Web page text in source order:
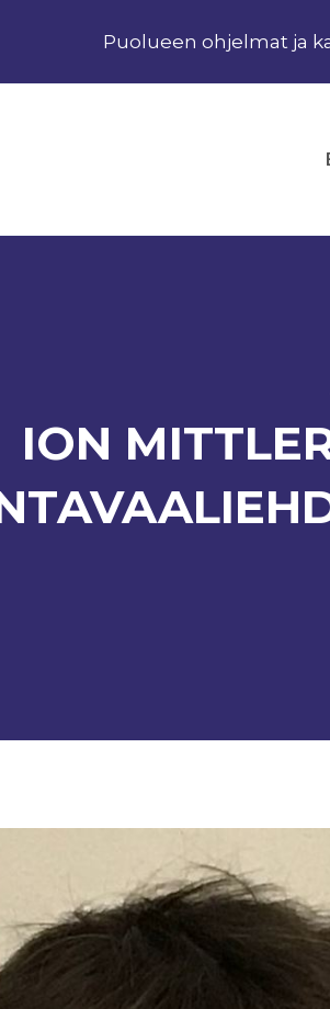
Puolueen ohjelmat ja
ION